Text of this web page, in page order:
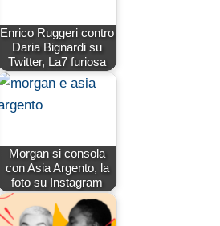
Enrico Ruggeri contro
Daria Bignardi su
Twitter, La7 furiosa
Morgan si consola
con Asia Argento, la
foto su Instagram